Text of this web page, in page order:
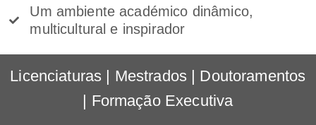
Um ambiente académico dinâmico,
multicultural e inspirador
Licenciaturas | Mestrados | Doutoramentos
| Formação Executiva